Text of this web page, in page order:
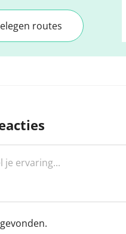
routes